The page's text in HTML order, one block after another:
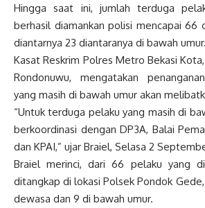
Hingga saat ini, jumlah terduga
berhasil diamankan polisi mencapai 66
diantarnya 23 diantaranya di bawah umur.
Kasat Reskrim Polres Metro Bekasi
Rondonuwu, mengatakan
yang masih di bawah umur akan
“Untuk terduga pelaku yang masih di
berkoordinasi dengan DP3A, Balai
dan KPAI,” ujar Braiel, Selasa 2
Braiel merinci, dari 66 pelaku yang
ditangkap di lokasi Polsek Pondok
dewasa dan 9 di bawah umur.